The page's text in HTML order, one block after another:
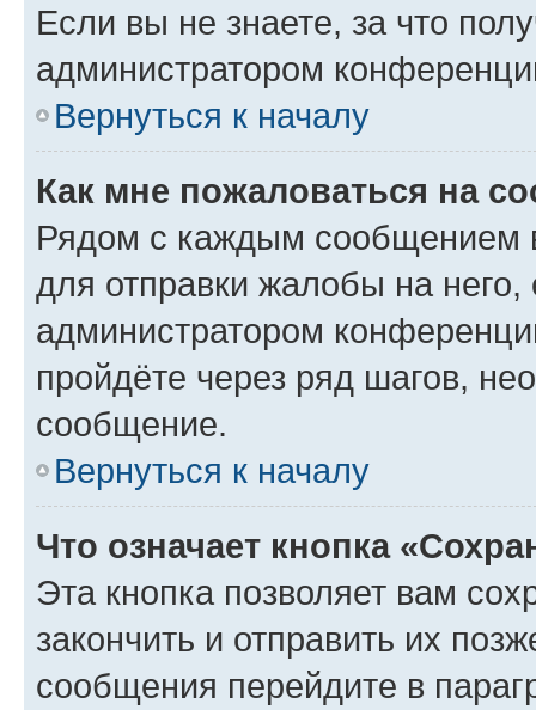
Если вы не знаете, за что
администратором
Вернуться к началу
Как мне пожаловаться на
Рядом с каждым сообщением
для отправки жалобы на
администратором
пройдёте через ряд шагов,
сообщение.
Вернуться к началу
Что означает кнопка
Эта кнопка позволяет вам
закончить и отправить их
сообщения перейдите в